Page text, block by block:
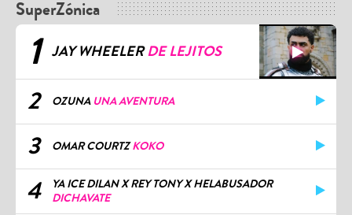
SuperZónica
1 JAY WHEELERDE LEJITOS
2 OZUNA UNA AVENTURA
3 OMAR COURTZKOKO
4
YA ICE DILAN X REY TONY X HELABUSADOR
DICHAVATE